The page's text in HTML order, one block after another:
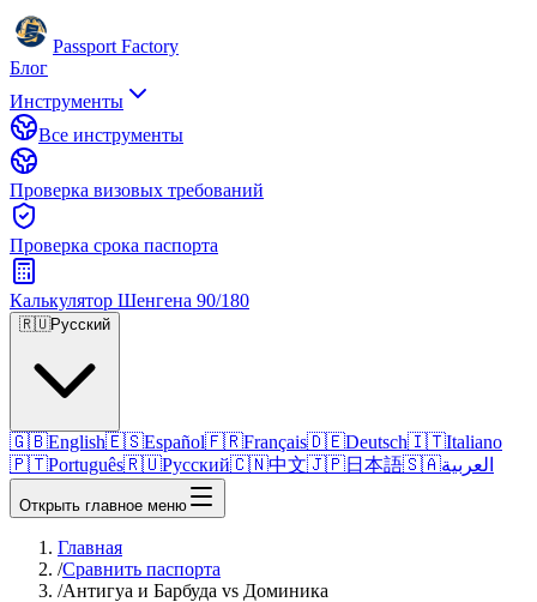
Passport Factory
Блог
Инструменты
Все инструменты
Проверка визовых требований
Проверка срока паспорта
Калькулятор Шенгена 90/180
🇷🇺Русский
🇬🇧English🇪🇸Español🇫🇷Français🇩🇪Deutsch🇮🇹Italiano
🇵🇹Português🇷🇺Русский🇨🇳中文🇯🇵日本語🇸🇦العربية
Открыть главное меню
Главная
/Сравнить паспорта
/Антигуа и Барбуда vs Доминика